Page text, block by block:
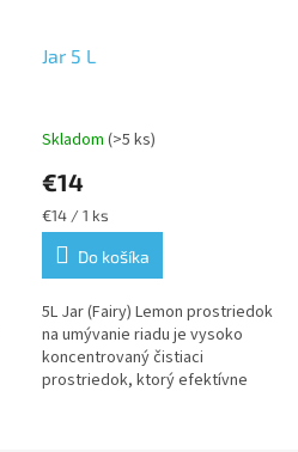
Jar 5 L
Skladom (>5 ks)
€14
Jednotková
cena:
€14 / 1 ks
Do košíka
5L Jar (Fairy) Lemon prostriedok
na umývanie riadu je vysoko
koncentrovaný čistiaci
prostriedok, ktorý efektívne